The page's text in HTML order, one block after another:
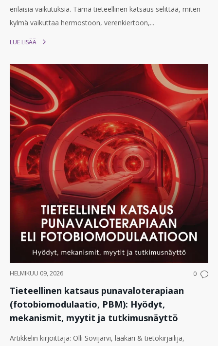
erilaisia vaikutuksia. Tämä tieteellinen katsaus selittää, miten
kylmä vaikuttaa hermostoon, verenkiertoon,...
LUE LISÄÄ
HELMIKUU 09, 2026 0
Tieteellinen katsaus punavaloterapiaan
(fotobiomodulaatio, PBM): Hyödyt,
mekanismit, myytit ja tutkimusnäyttö
Artikkelin kirjoittaja: Olli Sovijärvi, lääkäri & tietokirjailija,